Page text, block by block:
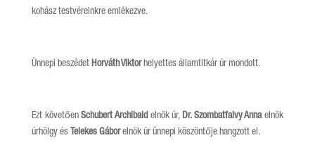
kohász testvéreinkre emlékezve.
Ünnepi beszédet Horváth Viktorhelyettes államtitkár úr mondott.
Ezt követőenSchubert Archibald elnök úr, Dr. Szombatfalvy Annaelnök
úrhölgy és
Telekes Gáborelnök úr ünnepi köszöntője hangzott el.